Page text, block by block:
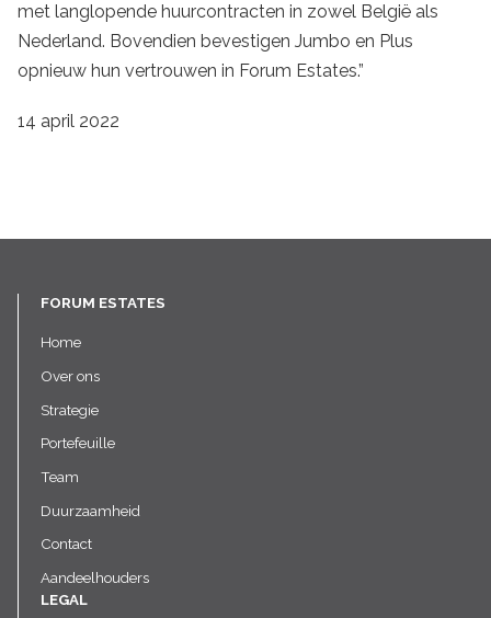
met langlopende huurcontracten in zowel België als
Nederland. Bovendien bevestigen Jumbo en Plus
opnieuw hun vertrouwen in Forum Estates.”
14 april 2022
FORUM ESTATES
Home
Over ons
Strategie
Portefeuille
Team
Duurzaamheid
Contact
Aandeelhouders
LEGAL